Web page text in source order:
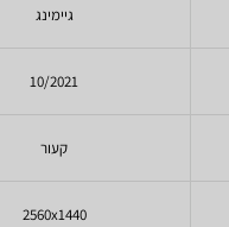
גיימינג
10/2021
קעור
2560x1440